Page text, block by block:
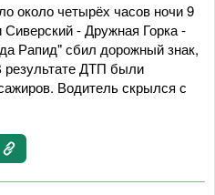
около четырёх часов ночи 9
- Дружная Горка -
Рапид" сбил дорожный знак,
результате ДТП были
Водитель скрылся с